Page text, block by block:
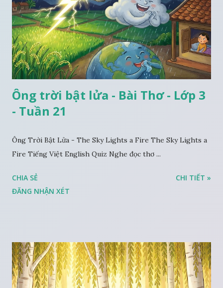
Ông trời bật lửa - Bài Thơ - Lớp 3
- Tuần 21
Ông Trời Bật Lửa - The Sky Lights a Fire The Sky Lights a
Fire Tiếng Việt English Quiz Nghe đọc thơ ...
CHIA SẺ
ĐĂNG NHẬN XÉT
CHI TIẾT »